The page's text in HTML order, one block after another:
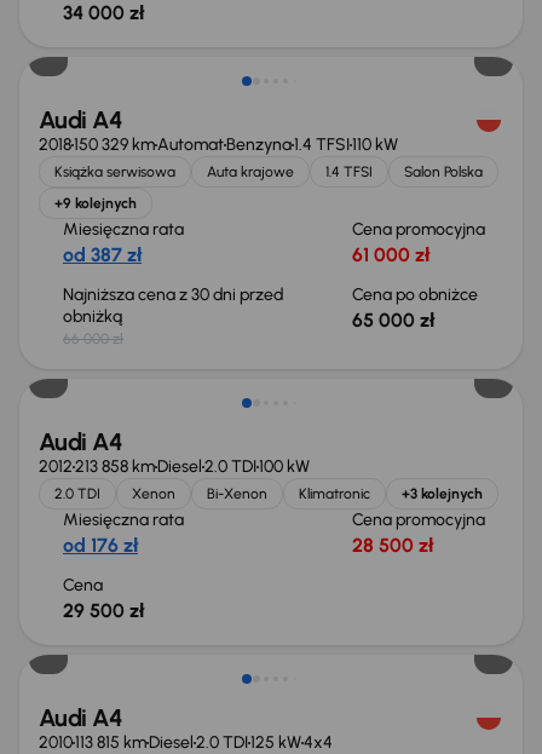
34 000 zł
Audi A4
2018150 329 kmAutomatBenzyna1.4 TFSI110 kW
Książka serwisowa Auta krajowe 1.4 TFSI
Salon Polska
+9 kolejnych
Miesięczna rata
od 387 zł
Cena promocyjna
61 000 zł
Najniższa cena z 30 dni przed
obniżką
66 000 zł
Cena po obniżce
65 000 zł
Audi A4
2012213 858 kmDiesel2.0 TDI100 kW
2.0 TDI Xenon Bi-Xenon Klimatronic +3 kolejnych
Miesięczna rata
od 176 zł
Cena promocyjna
28 500 zł
Cena
29 500 zł
Audi A4
2010113 815 kmDiesel2.0 TDI125 kW4x4